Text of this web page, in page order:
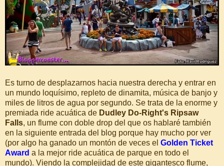
Es turno de desplazarnos hacia nuestra derecha y entrar en
un mundo loquísimo, repleto de dinamita, música de banjo y
miles de litros de agua por segundo. Se trata de la enorme y
premiada ride acuática de Dudley Do-Right's Ripsaw
Falls, un flume con doble drop del que os hablaré también
en la siguiente entrada del blog porque hay mucho por ver
(por algo ha ganado un montón de veces el Golden Ticket
Award a la mejor ride acuática de parque en todo el
mundo). Viendo la complejidad de este gigantesco flume,